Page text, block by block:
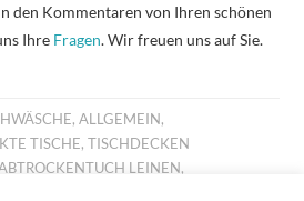
den Kommentaren von Ihren schönen
Ihre Fragen. Wir freuen uns auf Sie.
, ALLGEMEIN ,
TISCHE,TISCHDECKEN
LEINEN,